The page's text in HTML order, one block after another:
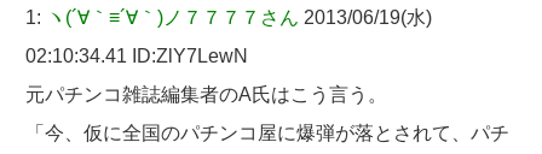
1: ヽ(´∀｀≡´∀｀)ノ７７７７さん 2013/06/19(水)
02:10:34.41 ID:ZlY7LewN
元パチンコ雑誌編集者のA氏はこう言う。
「今、仮に全国のパチンコ屋に爆弾が落とされて、パチ